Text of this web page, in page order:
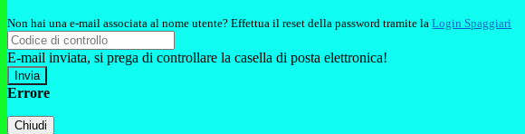
Non hai una e-mail associata al nome utente? Effettua il reset della password tramite la Login Spaggiari
E-mail inviata, si prega di controllare la casella di posta elettronica!
Errore
Chiudi